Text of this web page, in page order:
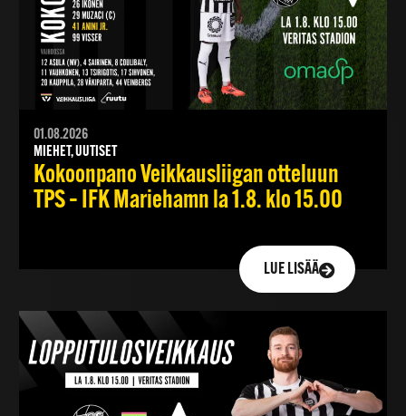
01.08.2026
MIEHET, UUTISET
Kokoonpano Veikkausliigan otteluun
TPS – IFK Mariehamn la 1.8. klo 15.00
LUE LISÄÄ